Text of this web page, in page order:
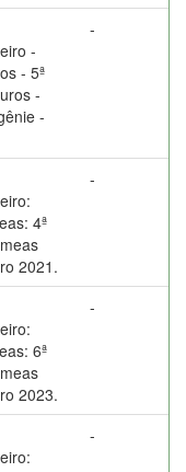
-
- 5ª
-
-
-
4ª
2021.
-
6ª
2023.
-
-